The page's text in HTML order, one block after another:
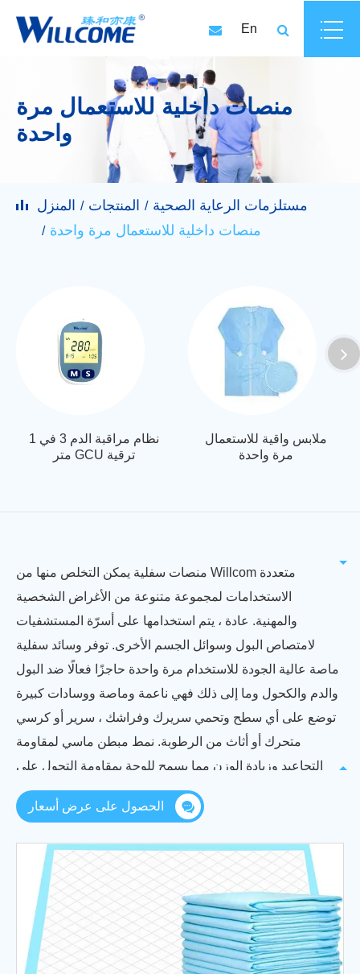
En
منصات داخلية للاستعمال مرة
واحدة
المنزل المنتجات
مستلزمات الرعاية الصحية
منصات داخلية للاستعمال مرة واحدة
نظام مراقبة الدم 3 في 1
متر GCU ترقية
ملابس واقية للاستعمال
مرة واحدة
منصات سفلية يمكن التخلص منها من Willcom متعددة
الاستخدامات لمجموعة متنوعة من الأغراض الشخصية
والمهنية. عادة ، يتم استخدامها على أسرّة المستشفيات
لامتصاص البول وسوائل الجسم الأخرى. توفر وسائد سفلية
ماصة عالية الجودة للاستخدام مرة واحدة حاجزًا فعالًا ضد البول
والدم والكحول وما إلى ذلك فهي ناعمة وماصة ووسادات كبيرة
توضع على أي سطح وتحمي سريرك وفراشك ، سرير أو كرسي
متحرك أو أثاث من الرطوبة. نمط مبطن ماسي لمقاومة
التجاعيد وزيادة الوزن مما يسمح للوحة بمقاومة التحول على
السرير.
ومع ذلك ، يمكن استخدامها أيضًا في الرعاية المنزلية كحماية
حتى يمكن استخدامها لمنع التسريبات غير المتوقعة من حديثي
الولادة أو الجراء. يتم بيع الفوط بكميات كبيرة وطي مسبقًا
للراحة ، لذلك يتم إعداد القائمين على الرعاية دائمًا لوقوع